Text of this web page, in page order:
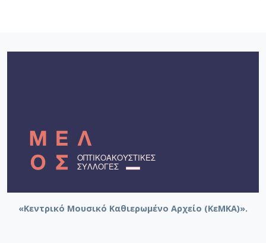
«Κεντρικό Μουσικό Καθιερωμένο Αρχείο (ΚεΜΚΑ)».